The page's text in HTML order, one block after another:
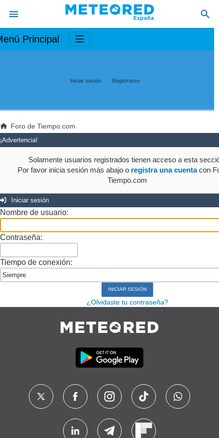
Principal
Iniciar sesión Registrarse
Foro de Tiempo.com
¡Advertencia!
Solamente usuarios registrados tienen acceso a esta
Por favor inicia sesión más abajo o registra una cuentacon
Tiempo.com
Iniciar sesión
Nombre de usuario:
Contraseña:
Tiempo de conexión:
¿Olvidaste tu contraseña?